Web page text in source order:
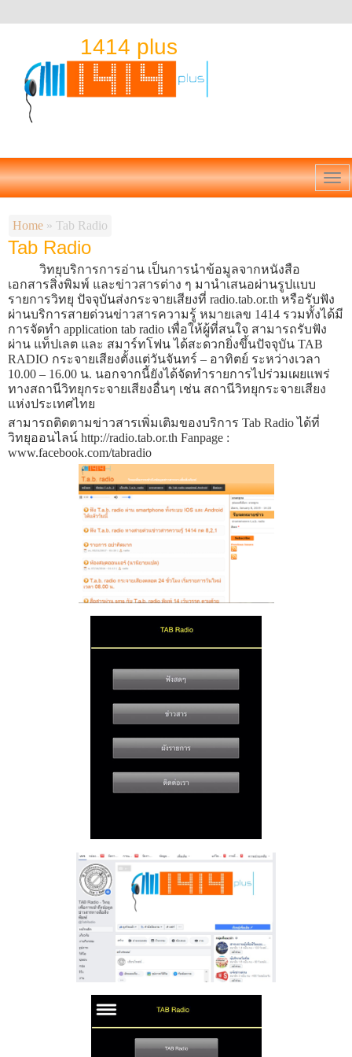
1414 plus
Home » Tab Radio
Tab Radio
วิทยุบริการการอ่าน เป็นการนำข้อมูลจากหนังสือ
เอกสารสิ่งพิมพ์ และข่าวสารต่าง ๆ มานำเสนอผ่านรูปแบบ
รายการวิทยุ ปัจจุบันส่งกระจายเสียงที่ radio.tab.or.th หรือรับฟัง
ผ่านบริการสายด่วนข่าวสารความรู้ หมายเลข 1414 รวมทั้งได้มี
การจัดทำ application tab radio เพื่อให้ผู้ที่สนใจ สามารถรับฟัง
ผ่าน แท็ปเลต และ สมาร์ทโฟน ได้สะดวกยิ่งขึ้นปัจจุบัน TAB
RADIO กระจายเสียงตั้งแต่วันจันทร์ – อาทิตย์ ระหว่างเวลา
10.00 – 16.00 น. นอกจากนี้ยังได้จัดทำรายการไปร่วมเผยแพร่
ทางสถานีวิทยุกระจายเสียงอื่นๆ เช่น สถานีวิทยุกระจายเสียง
แห่งประเทศไทย
สามารถติดตามข่าวสารเพิ่มเติมของบริการ Tab Radio ได้ที่
วิทยุออนไลน์ http://radio.tab.or.th Fanpage :
www.facebook.com/tabradio